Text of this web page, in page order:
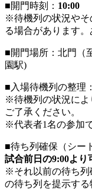
■開門時刻： 10:00
※待機列の状況やそ
る場合があります。
■開門場所：北門（
園駅)
■入場待機列の整理：
※待機列の状況によ
ご了承ください。
※代表者1名の参加
■待ち列確保（シー
試合前日の9:00より
※それ以前の待ち列
の待ち列を提示す